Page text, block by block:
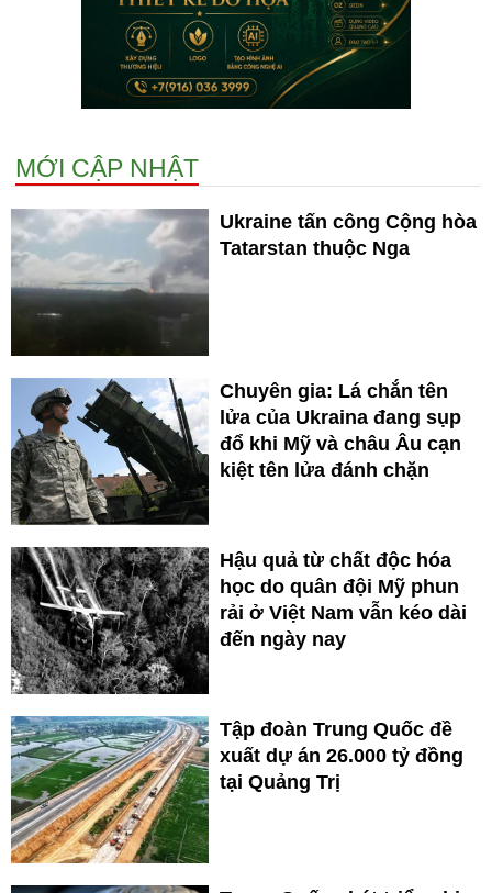
MỚI CẬP NHẬT
Ukraine tấn công Cộng hòa
Tatarstan thuộc Nga
Chuyên gia: Lá chắn tên
lửa của Ukraina đang sụp
đổ khi Mỹ và châu Âu cạn
kiệt tên lửa đánh chặn
Hậu quả từ chất độc hóa
học do quân đội Mỹ phun
rải ở Việt Nam vẫn kéo dài
đến ngày nay
Tập đoàn Trung Quốc đề
xuất dự án 26.000 tỷ đồng
tại Quảng Trị